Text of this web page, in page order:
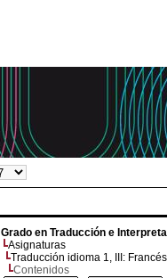
Grado en Traducción e
Asignaturas
Traducción idioma 1, III:
Contenidos